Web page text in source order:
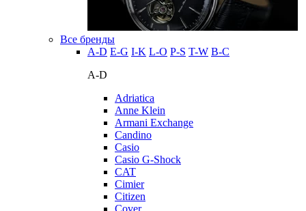
Все бренды
A-D E-G I-K L-O P-S T-W В-С
A-D
Adriatica
Anne Klein
Armani Exchange
Candino
Casio
Casio G-Shock
CAT
Cimier
Citizen
Cover